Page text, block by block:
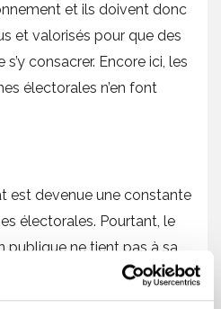
et ils doivent donc
et valorisés pour que des
consacrer. Encore ici, les
électorales n’en font
est devenue une constante
électorales. Pourtant, le
ne tient pas à sa
Il réside dans le besoin
des gens qui y œuvrent.